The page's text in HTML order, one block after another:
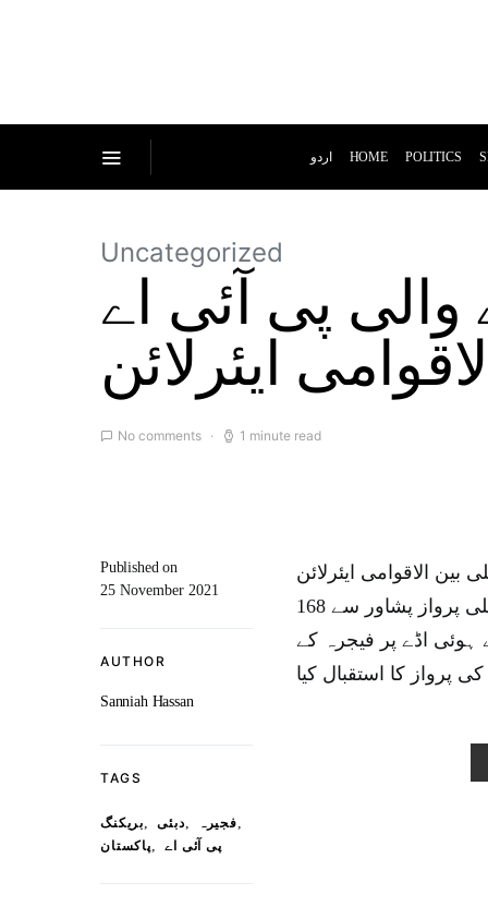
اردو HOME POLITICS
Uncategorized
پی آئی اے
ایئرلائن
No comments 1 minute read
Published on
25 November 2021
AUTHOR
Sanniah Hassan
TAGS
بریکنگ, دبئی, فجیرہ,
پاکستان, پی آئی اے
الاقوامی ایئرلائن
بن گئی۔ ترجمان پی آئی اے کے مطابق قومی ایئرلائن کی پہلی پرواز پشاور سے 168
اڈے پر فیجرہ کے
پرواز کا استقبال کیا